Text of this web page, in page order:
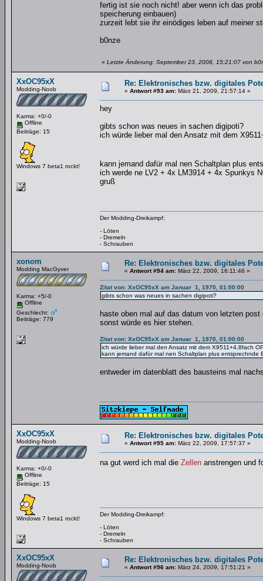
fertig ist sie noch nicht! aber wenn ich das
speicherung einbauen)
zurzeit lebt sie ihr einödiges leben auf meiner
b0nze
« Letzte Änderung: September 23, 2008, 15:21:07 von
XxOC95xX
Modding-Noob
Karma: +0/-0
Offline
Beiträge: 15
Windows 7 beta1 rockt!
Re: Elektronisches bzw. digitales
« Antwort #93 am: März 21, 2009, 21:57:14 »
hey
gibts schon was neues in sachen digipoti?
ich würde lieber mal den Ansatz mit dem
kann jemand dafür mal nen Schaltplan plus
ich werde ne LV2 + 4x LM3914 + 4x Spunkys
gruß
Der Modding-Dreikampf:
- Löten
- Dremeln
- Schrauben
xonom
Modding MacGyver
Karma: +5/-0
Offline
Geschlecht:
Beiträge: 779
Re: Elektronisches bzw. digitales
« Antwort #94 am: März 22, 2009, 16:11:46 »
Zitat von: XxOC95xX am Januar 1, 1970, 01:00:00
gibts schon was neues in sachen digipoti?
haste oben mal auf das datum von letzten
sonst würde es hier stehen.
Zitat von: XxOC95xX am Januar 1, 1970, 01:00:00
ich würde lieber mal den Ansatz mit dem X9511+4,8fach
kann jemand dafür mal nen Schaltplan plus entsprechnde
entweder im datenblatt des bausteins mal
XxOC95xX
Modding-Noob
Karma: +0/-0
Offline
Beiträge: 15
Windows 7 beta1 rockt!
Re: Elektronisches bzw. digitales
« Antwort #95 am: März 22, 2009, 17:57:37 »
na gut werd ich mal die Zellen anstrengen und
Der Modding-Dreikampf:
- Löten
- Dremeln
- Schrauben
XxOC95xX
Modding-Noob
Re: Elektronisches bzw. digitales
« Antwort #96 am: März 24, 2009, 17:51:21 »